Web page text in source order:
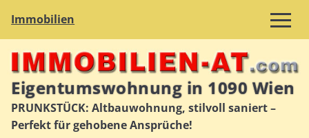
Immobilien
Eigentumswohnung in 1090 Wien
PRUNKSTÜCK: Altbauwohnung, stilvoll saniert –
Perfekt für gehobene Ansprüche!